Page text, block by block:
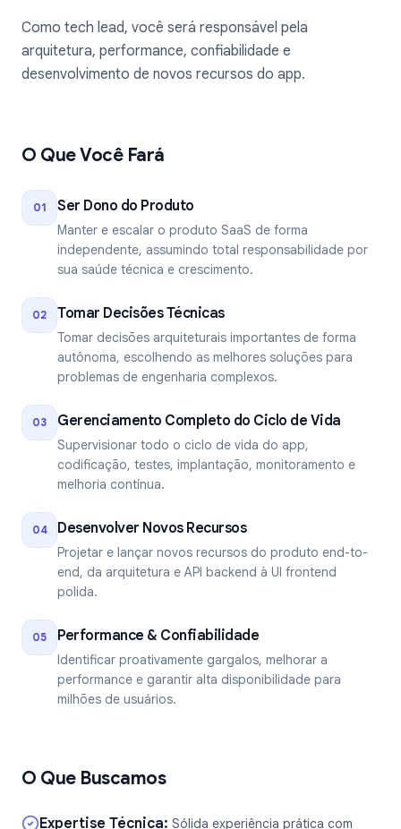
Como tech lead, você será responsável pela
arquitetura, performance, confiabilidade e
desenvolvimento de novos recursos do app.
O Que Você Fará
01 Ser Dono do Produto
Manter e escalar o produto SaaS de forma
independente, assumindo total responsabilidade por
sua saúde técnica e crescimento.
02 Tomar Decisões Técnicas
Tomar decisões arquiteturais importantes de forma
autônoma, escolhendo as melhores soluções para
problemas de engenharia complexos.
03 Gerenciamento Completo do Ciclo de Vida
Supervisionar todo o ciclo de vida do app,
codificação, testes, implantação, monitoramento e
melhoria contínua.
04 Desenvolver Novos Recursos
Projetar e lançar novos recursos do produto end-to-
end, da arquitetura e API backend à UI frontend
polida.
05 Performance & Confiabilidade
Identificar proativamente gargalos, melhorar a
performance e garantir alta disponibilidade para
milhões de usuários.
O Que Buscamos
Expertise Técnica: Sólida experiência prática com